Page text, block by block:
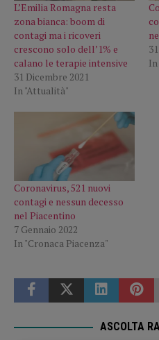
L’Emilia Romagna resta
zona bianca: boom di
contagi ma i ricoveri
crescono solo dell’1% e
calano le terapie intensive
31 Dicembre 2021
In "Attualità"
Coronavirus, 521 nuovi
contagi e nessun decesso
nel Piacentino
7 Gennaio 2022
In "Cronaca Piacenza"
ASCOLTA